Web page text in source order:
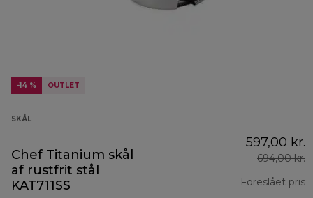
-14 % OUTLET
SKÅL
Chef Titanium skål
af rustfrit stål
KAT711SS
597,00 kr.
694,00 kr.
Foreslået pris